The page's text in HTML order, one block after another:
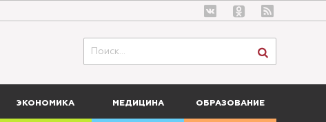
ЭКОНОМИКА МЕДИЦИНА ОБРАЗОВАНИЕ